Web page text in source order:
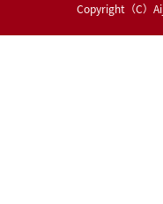
Copyright（C）